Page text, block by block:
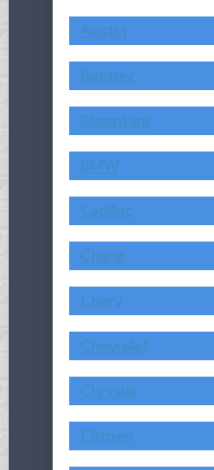
Austin
Bentley
Bimantara
BMW
Cadillac
Chana
Chery
Chevrolet
Chrysler
Citroen